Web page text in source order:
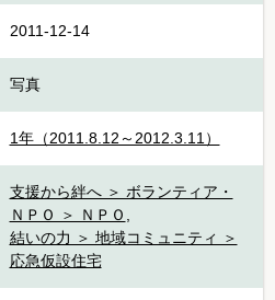
2011-12-14
写真
1年（2011.8.12～2012.3.11）
支援から絆へ ＞ ボランティア・
ＮＰＯ ＞ ＮＰＯ ,
結いの力 ＞ 地域コミュニティ ＞
応急仮設住宅